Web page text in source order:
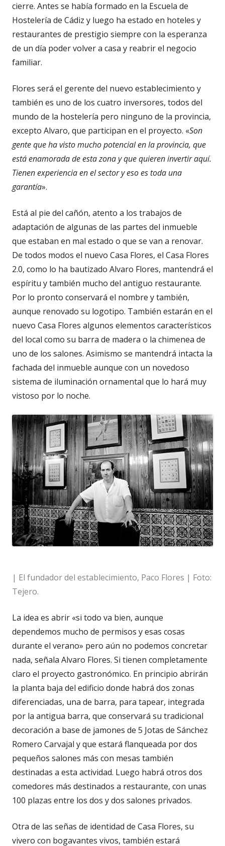
cierre. Antes se había formado en la Escuela de
Hostelería de Cádiz y luego ha estado en hoteles y
restaurantes de prestigio siempre con la esperanza
de un día poder volver a casa y reabrir el negocio
familiar.
Flores será el gerente del nuevo establecimiento y
también es uno de los cuatro inversores, todos del
mundo de la hostelería pero ninguno de la provincia,
excepto Alvaro, que participan en el proyecto. «Son
gente que ha visto mucho potencial en la provincia, que
está enamorada de esta zona y que quieren invertir aquí.
Tienen experiencia en el sector y eso es toda una
garantía».
Está al pie del cañón, atento a los trabajos de
adaptación de algunas de las partes del inmueble
que estaban en mal estado o que se van a renovar.
De todos modos el nuevo Casa Flores, el Casa Flores
2.0, como lo ha bautizado Alvaro Flores, mantendrá el
espíritu y también mucho del antiguo restaurante.
Por lo pronto conservará el nombre y también,
aunque renovado su logotipo. También estarán en el
nuevo Casa Flores algunos elementos característicos
del local como su barra de madera o la chimenea de
uno de los salones. Asimismo se mantendrá intacta la
fachada del inmueble aunque con un novedoso
sistema de iluminación ornamental que lo hará muy
vistoso por lo noche.
| El fundador del establecimiento, Paco Flores | Foto:
Tejero.
La idea es abrir «si todo va bien, aunque
dependemos mucho de permisos y esas cosas
durante el verano» pero aún no podemos concretar
nada, señala Alvaro Flores. Si tienen completamente
claro el proyecto gastronómico. En principio abrirán
la planta baja del edificio donde habrá dos zonas
diferenciadas, una de barra, para tapear, integrada
por la antigua barra, que conservará su tradicional
decoración a base de jamones de 5 Jotas de Sánchez
Romero Carvajal y que estará flanqueada por dos
pequeños salones más con mesas también
destinadas a esta actividad. Luego habrá otros dos
comedores más destinados a restaurante, con unas
100 plazas entre los dos y dos salones privados.
Otra de las señas de identidad de Casa Flores, su
vivero con bogavantes vivos, también estará